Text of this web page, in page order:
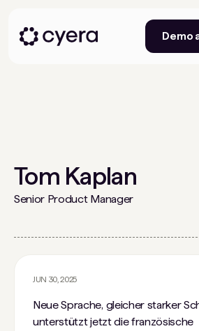
Demo
Tom Kaplan
Senior Product Manager
JUN 30, 2025
Neue Sprache, gleicher starker
unterstützt jetzt die französische